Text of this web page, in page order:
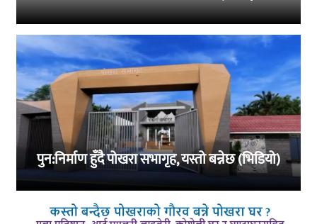
पुन:निर्माण हुँदै पोखरा सभागृह, यस्तो बन्नेछ (भिडियो)